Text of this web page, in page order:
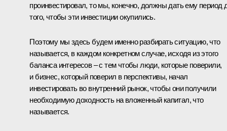
проинвестировал, то мы, конечно, должны дать ему период
того, чтобы эти инвестиции окупились.
Поэтому мы здесь будем именно разбирать ситуацию, что
называется, в каждом конкретном случае, исходя из этого
баланса интересов – с тем чтобы люди, которые поверили,
и бизнес, который поверил в перспективы, начал
инвестировать во внутренний рынок, чтобы они получили
необходимую доходность на вложенный капитал, что
называется.